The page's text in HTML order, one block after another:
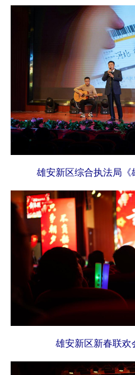
雄安新区综合执法局
雄安新区新春联欢